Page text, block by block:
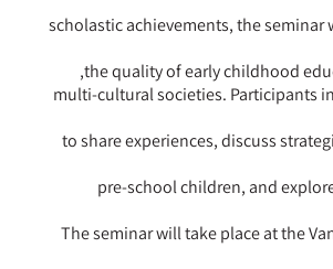
scholastic achievements, the
the quality of early childhood
multi-cultural societies. Participants
to share experiences, discuss
pre-school children, and
The seminar will take place at the